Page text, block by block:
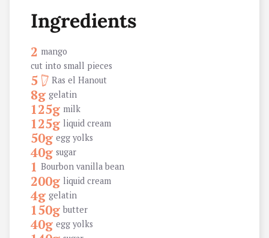
Ingredients
2 mango
cut into small pieces
5 Ras el Hanout
8g gelatin
125g milk
125g liquid cream
50g egg yolks
40g sugar
1 Bourbon vanilla bean
200g liquid cream
4g gelatin
150g butter
40g egg yolks